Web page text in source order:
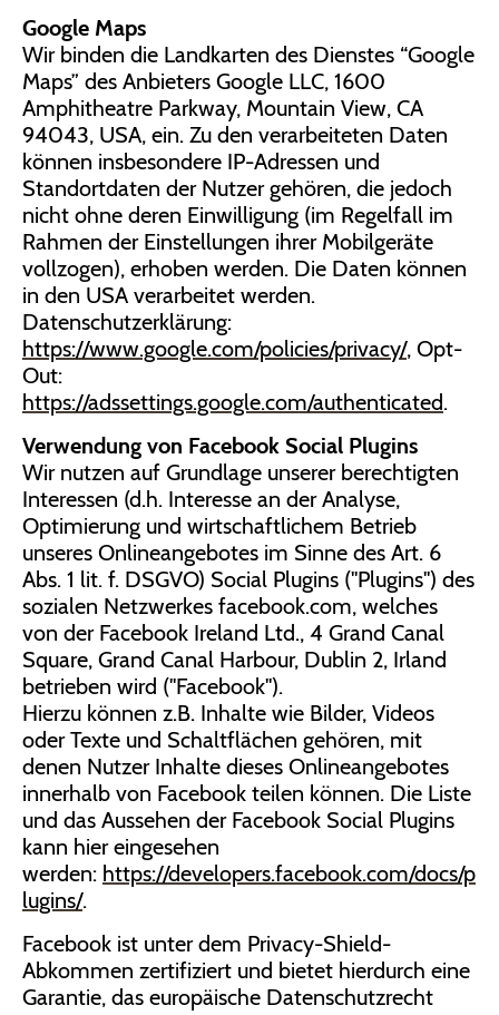
Google Maps
Wir binden die Landkarten des Dienstes “Google
Maps” des Anbieters Google LLC, 1600
Amphitheatre Parkway, Mountain View, CA
94043, USA, ein. Zu den verarbeiteten Daten
können insbesondere IP-Adressen und
Standortdaten der Nutzer gehören, die jedoch
nicht ohne deren Einwilligung (im Regelfall im
Rahmen der Einstellungen ihrer Mobilgeräte
vollzogen), erhoben werden. Die Daten können
in den USA verarbeitet werden.
Datenschutzerklärung:
https://www.google.com/policies/privacy/, Opt-
Out:
https://adssettings.google.com/authenticated.
Verwendung von Facebook Social Plugins
Wir nutzen auf Grundlage unserer berechtigten
Interessen (d.h. Interesse an der Analyse,
Optimierung und wirtschaftlichem Betrieb
unseres Onlineangebotes im Sinne des Art. 6
Abs. 1 lit. f. DSGVO) Social Plugins ("Plugins") des
sozialen Netzwerkes facebook.com, welches
von der Facebook Ireland Ltd., 4 Grand Canal
Square, Grand Canal Harbour, Dublin 2, Irland
betrieben wird ("Facebook").
Hierzu können z.B. Inhalte wie Bilder, Videos
oder Texte und Schaltflächen gehören, mit
denen Nutzer Inhalte dieses Onlineangebotes
innerhalb von Facebook teilen können. Die Liste
und das Aussehen der Facebook Social Plugins
kann hier eingesehen
werden: https://developers.facebook.com/docs/p
lugins/.
Facebook ist unter dem Privacy-Shield-
Abkommen zertifiziert und bietet hierdurch eine
Garantie, das europäische Datenschutzrecht